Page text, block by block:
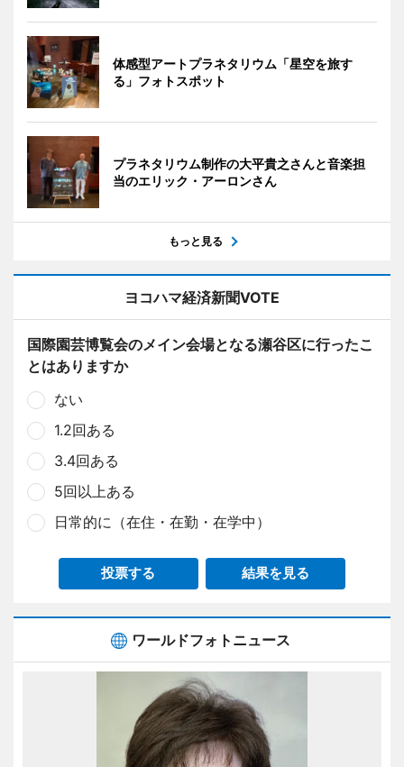
体感型アートプラネタリウム「星空を旅す
る」フォトスポット
プラネタリウム制作の大平貴之さんと音楽担
当のエリック・アーロンさん
もっと見る
ヨコハマ経済新聞VOTE
国際園芸博覧会のメイン会場となる瀬谷区に行ったこ
とはありますか
ない
1.2回ある
3.4回ある
5回以上ある
日常的に（在住・在勤・在学中）
投票する 結果を見る
ワールドフォトニュース